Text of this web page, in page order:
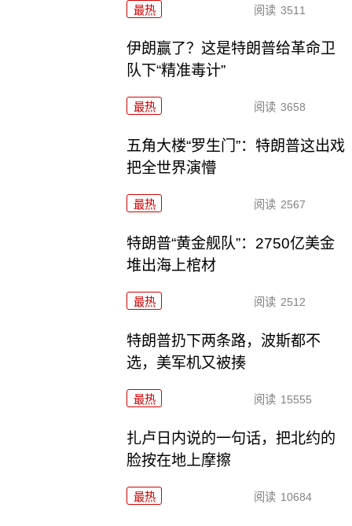
最热 阅读 3511
伊朗赢了？这是特朗普给革命卫
队下“精准毒计”
最热 阅读 3658
五角大楼“罗生门”：特朗普这出戏
把全世界演懵
最热 阅读 2567
特朗普“黄金舰队”：2750亿美金
堆出海上棺材
最热 阅读 2512
特朗普扔下两条路，波斯都不
选，美军机又被揍
最热 阅读 15555
扎卢日内说的一句话，把北约的
脸按在地上摩擦
最热 阅读 10684